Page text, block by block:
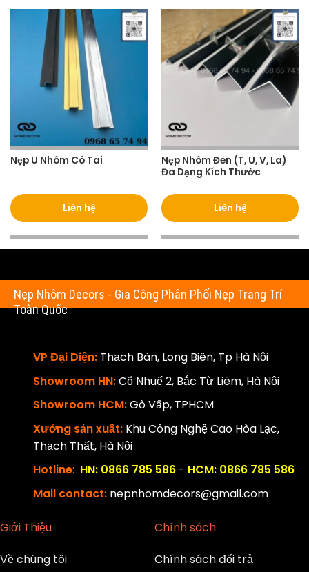
Nẹp U Nhôm Có Tai
Liên hệ
Nẹp Nhôm Đen (T, U, V, La)
Đa Dạng Kích Thước
Liên hệ
Nẹp Nhôm Decors - Gia Công Phân Phối Nẹp Trang Trí
Toàn Quốc
VP Đại Diện: Thạch Bàn, Long Biên, Tp Hà Nội
Showroom HN:Cổ Nhuế 2, Bắc Từ Liêm, Hà Nội
Showroom HCM:Gò Vấp, TPHCM
Xưởng sản xuất: Khu Công Nghệ Cao Hòa Lạc,
Thạch Thất, Hà Nội
Hotline: HN: 0866 785 586 - HCM: 0866 785 586
Mail contact: nepnhomdecors@gmail.com
Giới Thiệu
Về chúng tôi
Chính sách
Chính sách đổi trả